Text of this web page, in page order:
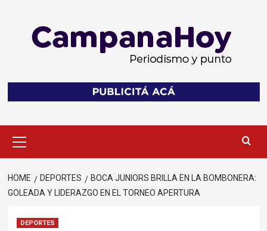
Menu
HOME DEPORTES
BOCA JUNIORS BRILLA EN LA BOMBONERA:
GOLEADA Y LIDERAZGO EN EL TORNEO APERTURA
DEPORTES